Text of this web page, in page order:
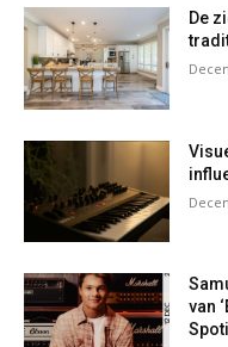
De
van